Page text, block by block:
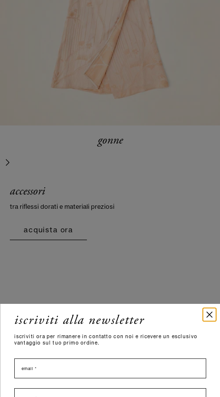
gonne
successivo
accessori
tra riflessi dorati e materiali preziosi
acquista ora
iscriviti alla newsletter
iscriviti ora per rimanere in contatto con noi e ricevere un esclusivo
vantaggio sul tuo primo ordine.
email
nome